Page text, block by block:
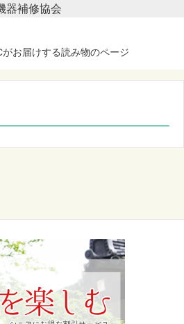
器補修協会
がお届けする読み物のページ